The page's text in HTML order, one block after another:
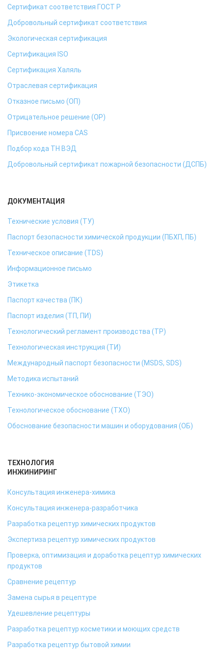
Сертификат соответствия ГОСТ Р
Добровольный сертификат соответствия
Экологическая сертификация
Сертификация ISO
Сертификация Халяль
Отраслевая сертификация
Отказное письмо (ОП)
Отрицательное решение (ОР)
Присвоение номера CAS
Подбор кода ТН ВЭД
Добровольный сертификат пожарной безопасности (ДСПБ)
ДОКУМЕНТАЦИЯ
Технические условия (ТУ)
Паспорт безопасности химической продукции (ПБХП, ПБ)
Техническое описание (TDS)
Информационное письмо
Этикетка
Паспорт качества (ПК)
Паспорт изделия (ТП, ПИ)
Технологический регламент производства (ТР)
Технологическая инструкция (ТИ)
Международный паспорт безопасности (MSDS, SDS)
Методика испытаний
Технико-экономическое обоснование (ТЭО)
Технологическое обоснование (ТХО)
Обоснование безопасности машин и оборудования (ОБ)
ТЕХНОЛОГИЯ
ИНЖИНИРИНГ
Консультация инженера-химика
Консультация инженера-разработчика
Разработка рецептур химических продуктов
Экспертиза рецептур химических продуктов
Проверка, оптимизация и доработка рецептур химических
продуктов
Сравнение рецептур
Замена сырья в рецептуре
Удешевление рецептуры
Разработка рецептур косметики и моющих средств
Разработка рецептур бытовой химии